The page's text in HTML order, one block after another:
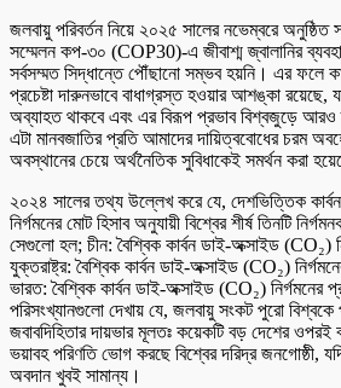
জলবায়ু পরিবর্তন নিয়ে ২০২৫ সালের নভেম্বরে অনুষ্ঠিত
সম্মেলন কপ-৩০ (COP30)-এ জীবাশ্ম জ্বালানির
সর্বসম্মত সিদ্ধান্তে পৌঁছানো সম্ভব হয়নি। এর ফলে
প্রচেষ্টা দারুনভাবে বাধাগ্রস্ত হওয়ার আশঙ্কা রয়েছে,
অব্যাহত থাকবে এবং এর বিরূপ প্রভাব বিশ্বজুড়ে আরও
এটা মানবজাতির প্রতি আমাদের দায়িত্ববোধের চরম
অবস্থানের চেয়ে অর্থনৈতিক সুবিধাকেই সমর্থন করা
২০২৪ সালের তথ্য উল্লেখ করে যে, দেশভিত্তিক
নির্গমনের মোট হিসাব অনুযায়ী বিশ্বের শীর্ষ তিনটি
সেগুলো হল; চীন: বৈশ্বিক কার্বন ডাই-অক্সাইড (CO₂)
যুক্তরাষ্ট্র: বৈশ্বিক কার্বন ডাই-অক্সাইড (CO₂)
ভারত: বৈশ্বিক কার্বন ডাই-অক্সাইড (CO₂)
পরিসংখ্যানগুলো দেখায় যে, জলবায়ু সংকট পুরো
জবাবদিহিতার দায়ভার মূলতঃ কয়েকটি বড় দেশের ওপরই
ভয়াবহ পরিণতি ভোগ করছে বিশ্বের দরিদ্র জনগোষ্ঠী,
অবদান খুবই সামান্য।